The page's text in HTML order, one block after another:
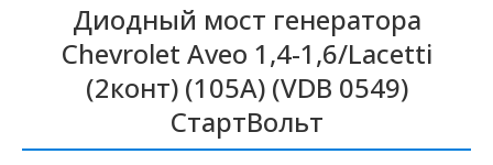
Диодный мост генератора
Chevrolet Aveo 1,4-1,6/Lacetti
(2конт) (105А) (VDB 0549)
СтартВольт